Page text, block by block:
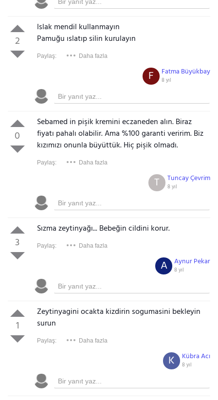
2
Islak mendil kullanmayın
Pamuğu ıslatıp silin kurulayın
Paylaş: Daha fazla
Fatma Büyükbay
8 yıl
F
0
Sebamed in pişik kremini eczaneden alın. Biraz
fiyatı pahalı olabilir. Ama %100 garanti veririm. Biz
kızımızı onunla büyüttük. Hiç pişik olmadı.
Paylaş: Daha fazla
Tuncay Çevrim
8 yıl
T
3
Sızma zeytinyağı... Bebeğin cildini korur.
Paylaş: Daha fazla
Aynur Pekar
8 yıl
A
1
Zeytinyagini ocakta kizdirin sogumasini bekleyin
surun
Paylaş: Daha fazla
Kübra Acı
8 yıl
K